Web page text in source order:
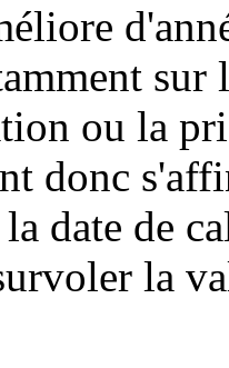
sur
ou la
donc
date de
la